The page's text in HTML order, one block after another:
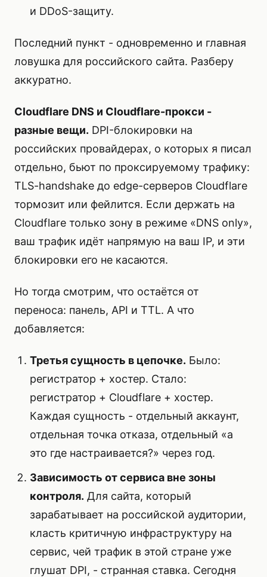
и DDoS-защиту.
Последний пункт - одновременно и главная
ловушка для российского сайта. Разберу
аккуратно.
Cloudflare DNS и Cloudflare-прокси -
разные вещи. DPI-блокировки на
российских провайдерах, о которых я писал
отдельно, бьют по проксируемому трафику:
TLS-handshake до edge-серверов Cloudflare
тормозит или фейлится. Если держать на
Cloudflare только зону в режиме «DNS only»,
ваш трафик идёт напрямую на ваш IP, и эти
блокировки его не касаются.
Но тогда смотрим, что остаётся от
переноса: панель, API и TTL. А что
добавляется:
Третья сущность в цепочке. Было:
регистратор + хостер. Стало:
регистратор + Cloudflare + хостер.
Каждая сущность - отдельный аккаунт,
отдельная точка отказа, отдельный «а
это где настраивается?» через год.
Зависимость от сервиса вне зоны
контроля. Для сайта, который
зарабатывает на российской аудитории,
класть критичную инфраструктуру на
сервис, чей трафик в этой стране уже
глушат DPI, - странная ставка. Сегодня